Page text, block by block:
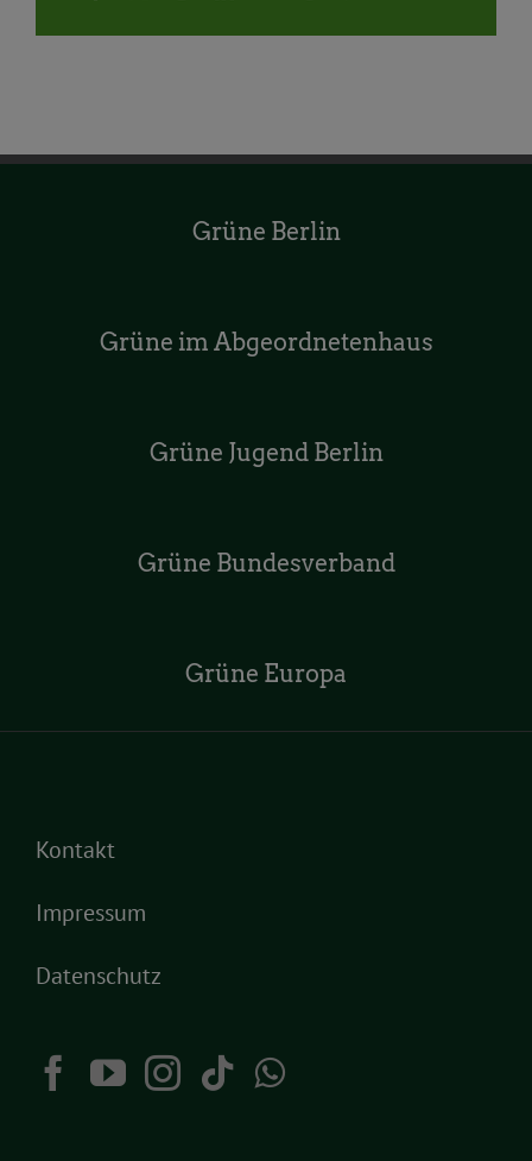
Grüne Berlin
Grüne im Abgeordnetenhaus
Grüne Jugend Berlin
Grüne Bundesverband
Grüne Europa
Kontakt
Impressum
Datenschutz